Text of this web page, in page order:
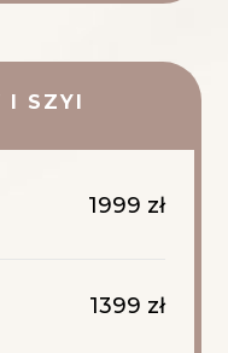
I SZYI
1999 zł
1399 zł